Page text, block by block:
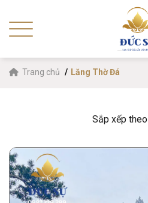
Trang chủ Lăng Thờ Đá
Sắp xếp theo